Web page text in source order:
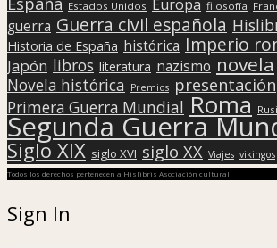
Estados Unidos Europa filosofía
guerra Guerra civil española
Historia de España histórica Imperio
Japón libros literatura nazismo novela
Novela histórica Premios presentación
Primera Guerra Mundial Roma
Segunda Guerra
Siglo XIX siglo XVI siglo XX Viajes vikingos
Todos los derechos pertenecen a Hislibris Asociación cultural
Sign In